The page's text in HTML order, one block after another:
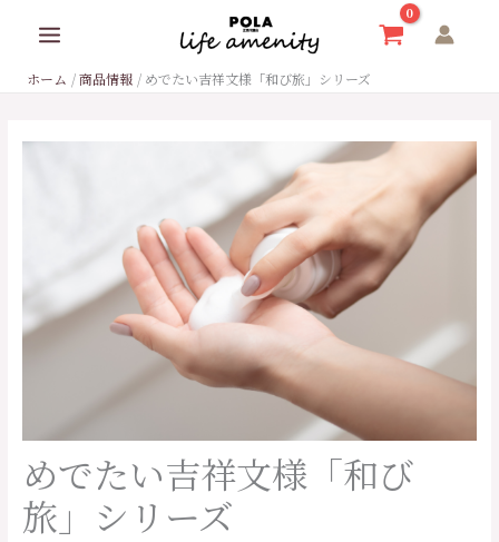
ホーム 商品情報 めでたい吉祥文様「和び旅」シリーズ
めでたい吉祥文様「和び
旅」シリーズ